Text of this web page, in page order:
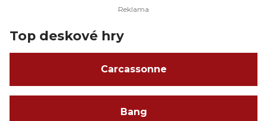
Top deskové hry
Carcassonne
Bang